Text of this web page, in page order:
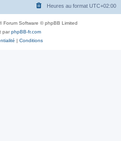
Heures au format UTC+02:00
Forum Software © phpBB Limited
parphpBB-fr.com
| Conditions